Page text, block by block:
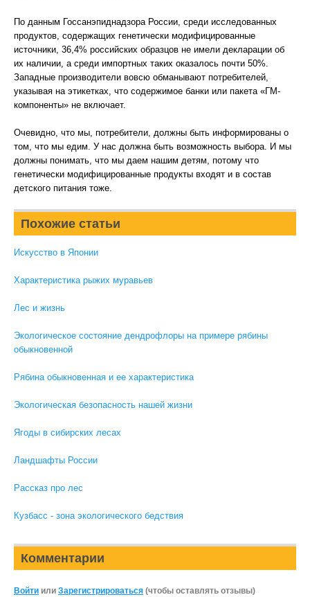
По данным Госсанэпиднадзора России, среди исследованных
продуктов, содержащих генетически модифицированные
источники, 36,4% российских образцов не имели декларации об
их наличии, а среди импортных таких оказалось почти 50%.
Западные производители вовсю обманывают потребителей,
указывая на этикетках, что содержимое банки или пакета «ГМ-
компоненты» не включает.
Очевидно, что мы, потребители, должны быть информированы о
том, что мы едим. У нас должна быть возможность выбора. И мы
должны понимать, что мы даем нашим детям, потому что
генетически модифицированные продукты входят и в состав
детского питания тоже.
Похожие статьи
Искусство в Японии
Характеристика рыжих муравьев
Лес и жизнь
Экологическое состояние дендрофлоры на примере рябины
обыкновенной
Рябина обыкновенная и ее характеристика
Экологическая безопасность нашей жизни
Ягоды в сибирских лесах
Ландшафты России
Рассказ про лес
Кузбасс - зона экологического бедствия
Комментарии
Войти или Зарегистрироваться (чтобы оставлять отзывы)